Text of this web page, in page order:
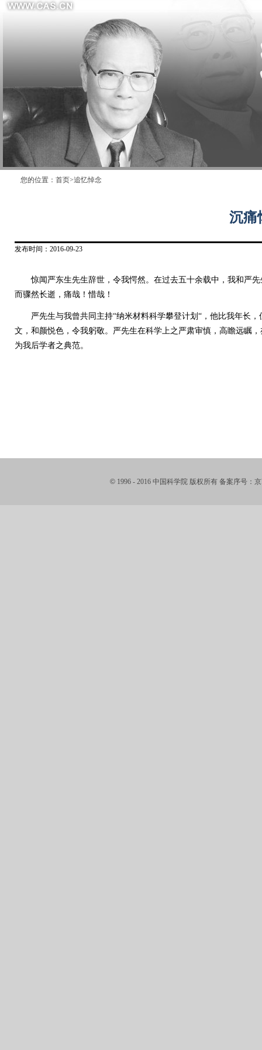
您的位置： 首页>追忆悼念
沉痛
发布时间：2016-09-23
惊闻严东生先生辞世，令我愕然。在过去五十余载中，我和严先
而骤然长逝，痛哉！惜哉！
严先生与我曾共同主持“纳米材料科学攀登计划“，他比我年长，
文，和颜悦色，令我躬敬。严先生在科学上之严肃审慎，高瞻远瞩
为我后学者之典范。
© 1996 - 2016 中国科学院 版权所有 备案序号：